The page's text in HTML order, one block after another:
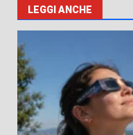
LEGGI ANCHE